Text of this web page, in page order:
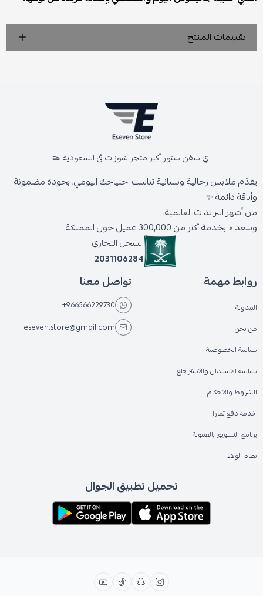
تقييمات المنتج
اي سفن ستور أكبر متجر شوزات في السعودية 👟
يقدّم ملابس رجالية ونسائية تناسب احتياجك اليومي، بجودة مضمونة
وأناقة دائمة ✨
من أشهر البراندات العالمية،
وسعداء بخدمة أكثر من 300,000 عميل حول المملكة.
السجل التجاري
2031106284
روابط مهمة
المدونة
من نحن
سياسة الخصوصية
سياسة الاستبدال والاسترجاع
الشروط والاحكام
خدمة دفع تمارا
برنامج التسويق بالعمولة
نظام الولاء
تواصل معنا
+966566229730
eseven.store@gmail.com
تحميل تطبيق الجوال